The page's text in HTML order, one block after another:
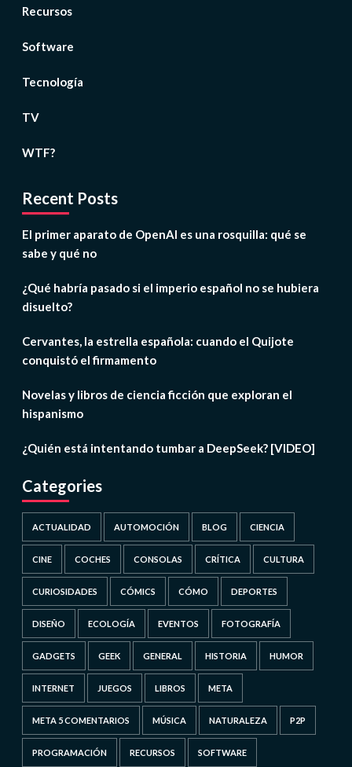
Recursos
Software
Tecnología
TV
WTF?
Recent Posts
El primer aparato de OpenAI es una rosquilla: qué se
sabe y qué no
¿Qué habría pasado si el imperio español no se hubiera
disuelto?
Cervantes, la estrella española: cuando el Quijote
conquistó el firmamento
Novelas y libros de ciencia ficción que exploran el
hispanismo
¿Quién está intentando tumbar a DeepSeek? [VIDEO]
Categories
ACTUALIDAD AUTOMOCIÓN BLOG CIENCIA
CINE COCHES CONSOLAS CRÍTICA CULTURA
CURIOSIDADES CÓMICS CÓMO DEPORTES
DISEÑO ECOLOGÍA EVENTOS FOTOGRAFÍA
GADGETS GEEK GENERAL HISTORIA HUMOR
INTERNET JUEGOS LIBROS META
META 5 COMENTARIOS MÚSICA NATURALEZA P2P
PROGRAMACIÓN RECURSOS SOFTWARE